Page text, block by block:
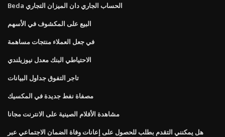
Beda الحساب الجاري دان الميزان التجاري
البيع على المكشوف في الأسهم
في جعل العملاء منتجات مساهمة
الاحتياطي البنك معدل نيوزيلندي
تاجر التفوق جداول البيانات
مصفاة نفط جديدة في المكسيك
مشاهدة الأفلام الصينية على الانترنت مجانا
هل يمكنني التقدم بطلب للحصول على إعانات وفاة الضمان الاجتماعي عبر